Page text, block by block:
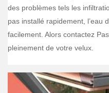
des problèmes tels les
pas installé rapidement, l’eau
facilement. Alors contactez
pleinement de votre velux.